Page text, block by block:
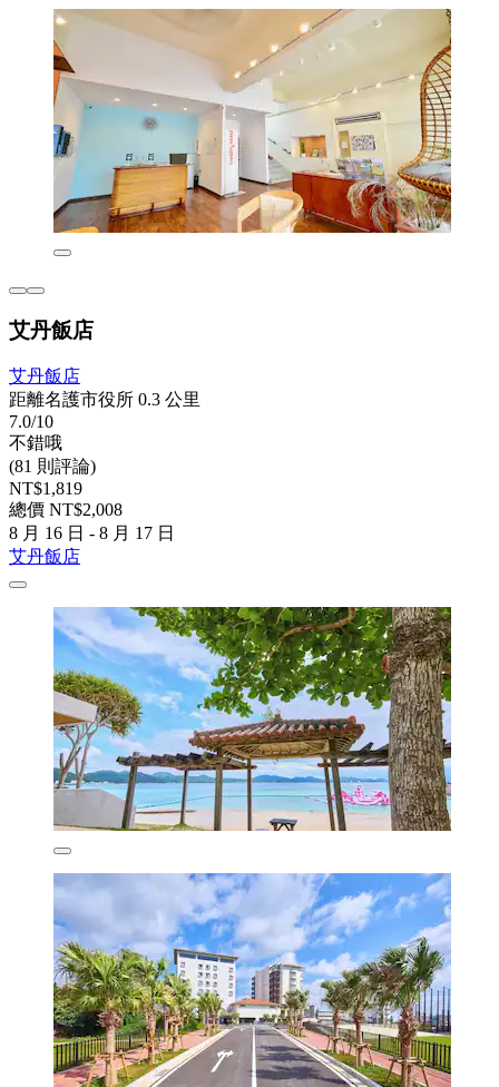
艾丹飯店
艾丹飯店
距離名護市役所 0.3 公里
7.0/10
不錯哦
(81 則評論)
NT$1,819
總價 NT$2,008
8 月 16 日 - 8 月 17 日
艾丹飯店